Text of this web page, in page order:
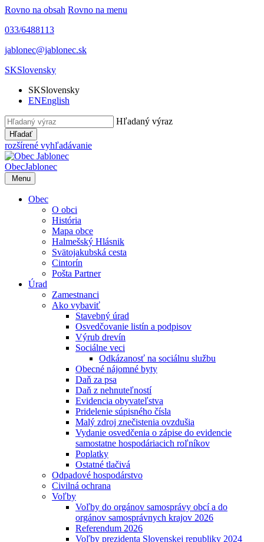
Rovno na obsah Rovno na menu
033/6488113
jablonec@jablonec.sk
SKSlovensky
SKSlovensky
ENEnglish
Hľadaný výraz
Hľadať
rozšírené vyhľadávanie
ObecJablonec
Menu
Obec
O obci
História
Mapa obce
Halmešský Hlásnik
Svätojakubská cesta
Cintorín
Pošta Partner
Úrad
Zamestnanci
Ako vybaviť
Stavebný úrad
Osvedčovanie listín a podpisov
Výrub drevín
Sociálne veci
Odkázanosť na sociálnu službu
Obecné nájomné byty
Daň za psa
Daň z nehnuteľností
Evidencia obyvateľstva
Pridelenie súpisného čísla
Malý zdroj znečistenia ovzdušia
Vydanie osvedčenia o zápise do evidencie
samostatne hospodáriacich roľníkov
Poplatky
Ostatné tlačivá
Odpadové hospodárstvo
Civilná ochrana
Voľby
Voľby do orgánov samosprávy obcí a do
orgánov samosprávnych krajov 2026
Referendum 2026
Voľby prezidenta Slovenskej republiky 2024